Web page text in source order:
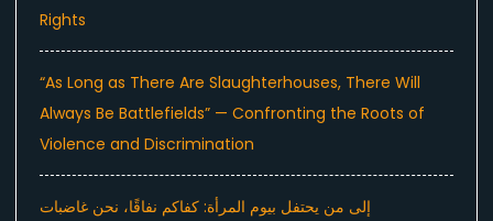
Rights
“As Long as There Are Slaughterhouses, There Will
Always Be Battlefields” — Confronting the Roots of
Violence and Discrimination
إلى من يحتفل بيوم المرأة: كفاكم نفاقًا، نحن غاضبات